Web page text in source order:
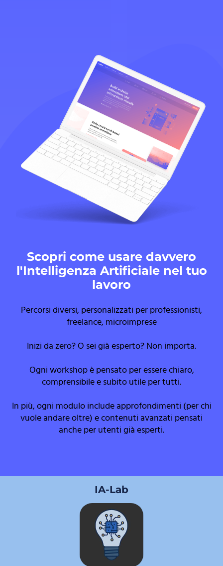
Scopri come usare davvero
l'Intelligenza Artificiale nel tuo
lavoro
Percorsi diversi, personalizzati per professionisti,
freelance, microimprese
Inizi da zero? O sei già esperto? Non importa.
Ogni workshop è pensato per essere chiaro,
comprensibile e subito utile per tutti.
In più, ogni modulo include approfondimenti (per chi
vuole andare oltre) e contenuti avanzati pensati
anche per utenti già esperti.
IA-Lab